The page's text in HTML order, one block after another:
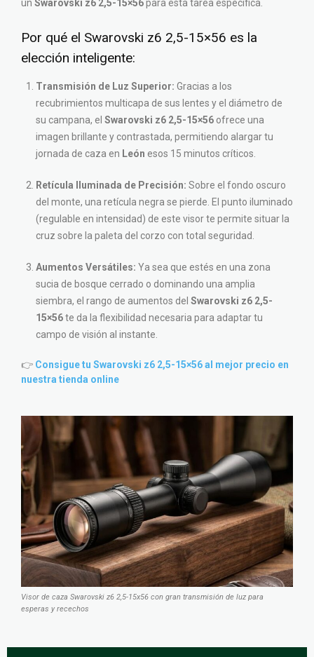
un Swarovski z6 2,5-15×56para esta tarea específica.
Por qué el Swarovski z6 2,5-15×56 es la
elección inteligente:
Transmisión de Luz Superior: Gracias a los
recubrimientos multicapa de sus lentes y el diámetro de
su campana, el Swarovski z6 2,5-15×56 ofrece una
imagen brillante y contrastada, permitiendo alargar tu
jornada de caza en León esos 15 minutos críticos.
Retícula Iluminada de Precisión: Sobre el fondo oscuro
del monte, una retícula negra se pierde. El punto iluminado
(regulable en intensidad) de este visor te permite situar la
cruz sobre la paleta del corzo con total seguridad.
Aumentos Versátiles: Ya sea que estés en una zona
sucia de bosque cerrado o dominando una amplia
siembra, el rango de aumentos del Swarovski z6 2,5-
15×56te da la flexibilidad necesaria para adaptar tu
campo de visión al instante.
👉 Consigue tu Swarovski z6 2,5-15×56 al mejor precio en
nuestra tienda online
Visor de caza Swarovski z6 2,5-15x56 con gran transmisión de luz para
esperas y recechos